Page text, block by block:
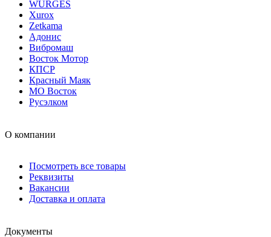
WÜRGES
Xurox
Zetkama
Адонис
Вибромаш
Восток Мотор
КПСР
Красный Маяк
МО Восток
Русэлком
О компании
Посмотреть все товары
Реквизиты
Вакансии
Доставка и оплата
Документы